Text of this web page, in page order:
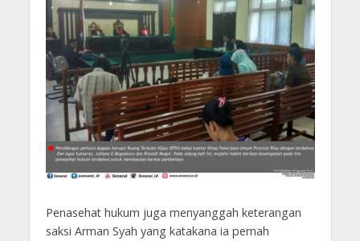
Penasehat hukum juga menyanggah keterangan
saksi Arman Syah yang katakana ia pernah